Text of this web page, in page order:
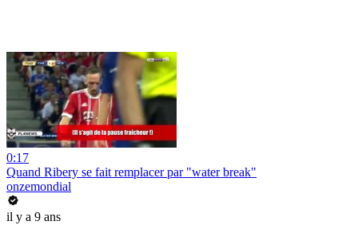
0:17
Quand Ribery se fait remplacer par "water break"
onzemondial
il y a 9 ans